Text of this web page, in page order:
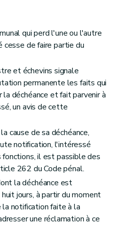
Dispositions générales
de la police communale
Des missions de police administrative
de la police communale
Dispositiolns générales
police urbaine
qui perd l'une ou l'autre
de faire partie du
et échevins signale
permanente les faits qui
déchéance et fait parvenir à
un avis de cette
cause de sa déchéance,
notification, l'intéressé
il est passible des
262 du Code pénal.
la déchéance est
jours, à partir du moment
la notification faite à la
une réclamation à ce